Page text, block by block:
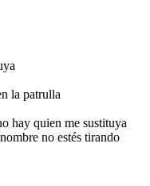
la patrulla
hay quien me sustituya
no estés tirando